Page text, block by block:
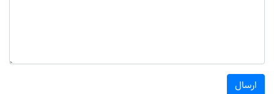
ارسال